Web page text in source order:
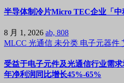
半导体制冷片Micro TEC企业「
8 月 1, 2026 ab, 808
MLCC 光通信 未分类 电子元器件
受益于电子元件及光通信行业需
年净利润同比增长45%-65%